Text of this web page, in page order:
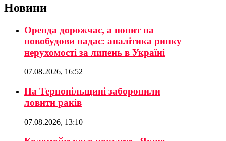
Новини
Оренда дорожчає, а попит на
новобудови падає: аналітика ринку
нерухомості за липень в Україні
07.08.2026, 16:52
На Тернопільщині заборонили
ловити раків
07.08.2026, 13:10